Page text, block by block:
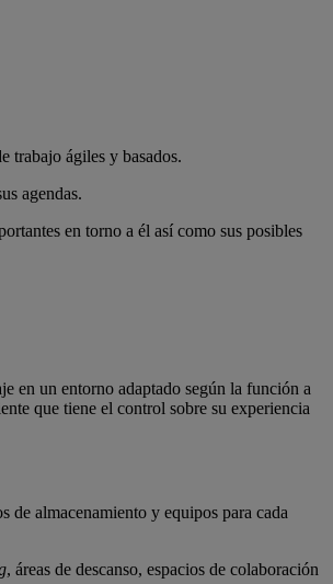
trabajo ágiles y basados.
agendas.
en torno a él así como sus posibles
en un entorno adaptado según la función a
que tiene el control sobre su experiencia
de almacenamiento y equipos para cada
, áreas de descanso, espacios de colaboración